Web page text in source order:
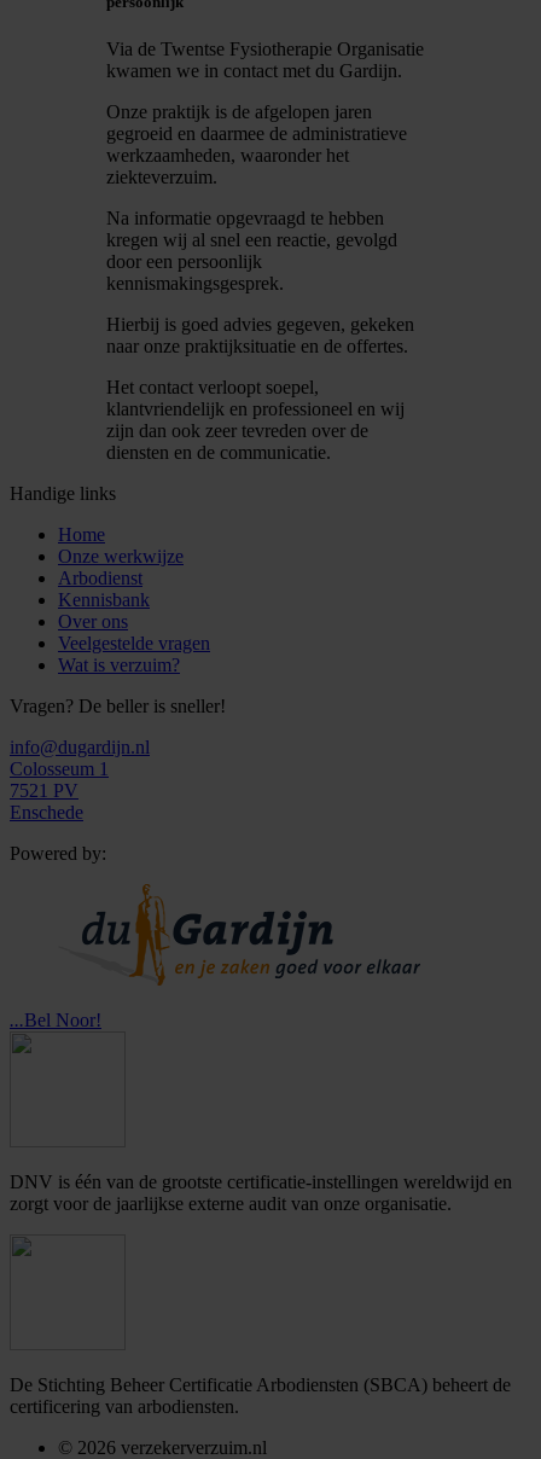
Via de Twentse Fysiotherapie Organisatie
kwamen we in contact met du Gardijn.
Onze praktijk is de afgelopen jaren
gegroeid en daarmee de administratieve
werkzaamheden, waaronder het
ziekteverzuim.
Na informatie opgevraagd te hebben
kregen wij al snel een reactie, gevolgd
door een persoonlijk
kennismakingsgesprek.
Hierbij is goed advies gegeven, gekeken
naar onze praktijksituatie en de offertes.
Het contact verloopt soepel,
klantvriendelijk en professioneel en wij
zijn dan ook zeer tevreden over de
diensten en de communicatie.
Handige links
Home
Onze werkwijze
Arbodienst
Kennisbank
Over ons
Veelgestelde vragen
Wat is verzuim?
Vragen? De beller is sneller!
info@dugardijn.nl
Colosseum 1
7521 PV
Enschede
Powered by:
...Bel Noor!
DNV is één van de grootste certificatie-instellingen wereldwijd en
zorgt voor de jaarlijkse externe audit van onze organisatie.
De Stichting Beheer Certificatie Arbodiensten (SBCA) beheert de
certificering van arbodiensten.
© 2026 verzekerverzuim.nl